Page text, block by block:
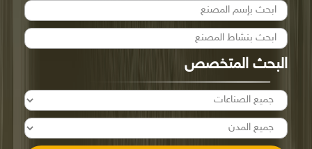
البحث المتخصص